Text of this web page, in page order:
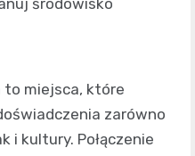
środowisko
to miejsca, które
zarówno
i kultury. Połączenie